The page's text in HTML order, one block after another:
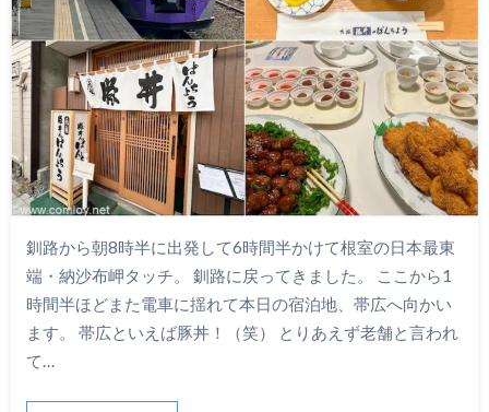
釧路から朝8時半に出発して6時間半かけて根室の日本最東
端・納沙布岬タッチ。 釧路に戻ってきました。 ここから1
時間半ほどまた電車に揺れて本日の宿泊地、帯広へ向かい
ます。 帯広といえば豚丼！（笑） とりあえず老舗と言われ
て…